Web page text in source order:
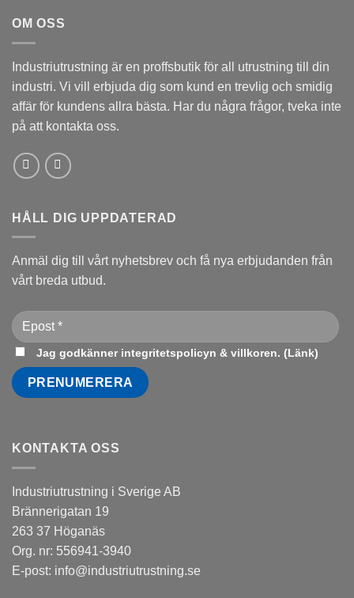
OM OSS
Industriutrustning är en proffsbutik för all utrustning till din
industri. Vi vill erbjuda dig som kund en trevlig och smidig
affär för kundens allra bästa. Har du några frågor, tveka inte
på att kontakta oss.
HÅLL DIG UPPDATERAD
Anmäl dig till vårt nyhetsbrev och få nya erbjudanden från
vårt breda utbud.
Jag godkänner integritetspolicyn & villkoren. (Länk)
KONTAKTA OSS
Industriutrustning i Sverige AB
Brännerigatan 19
263 37 Höganäs
Org. nr: 556941-3940
E-post: info@industriutrustning.se